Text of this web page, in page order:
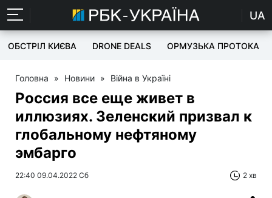
UA
ОБСТРІЛ КИЄВА DRONE DEALS ОРМУЗЬКА ПРОТОКА
Головна » Новини » Війна в Україні
Россия все еще живет в
иллюзиях. Зеленский призвал к
глобальному нефтяному
эмбарго
22:40 09.04.2022 Сб 2 хв